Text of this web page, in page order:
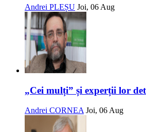
Andrei PLEȘU Joi, 06 Aug
„Cei mulți” și experții lor
Andrei CORNEA Joi, 06 Aug